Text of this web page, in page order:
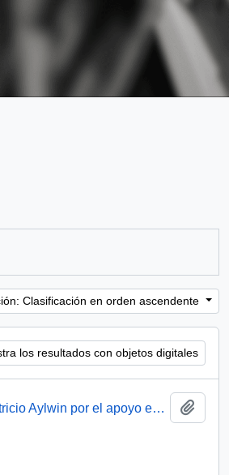
Clasificación en orden ascendente
los resultados con objetos digitales
[Agradecimientos del Obispo de Talca dirigidos al Presidente Patricio Aylwin por el apoyo en la reconstrucción de la Iglesia Matriz de Curicó]